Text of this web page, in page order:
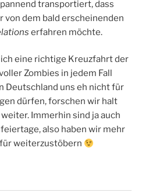
transportiert, dass
von dem bald erscheinenden
erfahren möchte.
eine richtige Kreuzfahrt der
Zombies in jedem Fall
Deutschland uns eh nicht für
dürfen, forschen wir halt
Immerhin sind ja auch
also haben wir mehr
weiterzustöbern